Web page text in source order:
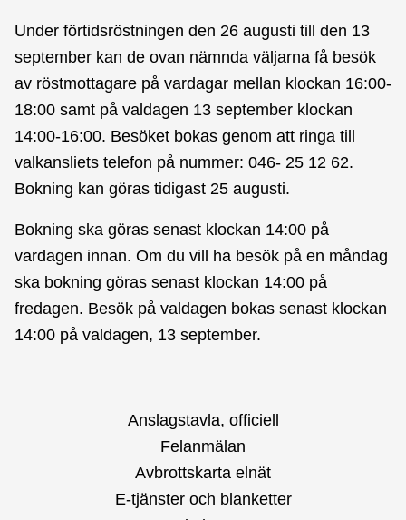
Under förtidsröstningen den 26 augusti till den 13
september kan de ovan nämnda väljarna få besök
av röstmottagare på vardagar mellan klockan 16:00-
18:00 samt på valdagen 13 september klockan
14:00-16:00. Besöket bokas genom att ringa till
valkansliets telefon på nummer: 046- 25 12 62.
Bokning kan göras tidigast 25 augusti.
Bokning ska göras senast klockan 14:00 på
vardagen innan. Om du vill ha besök på en måndag
ska bokning göras senast klockan 14:00 på
fredagen. Besök på valdagen bokas senast klockan
14:00 på valdagen, 13 september.
Anslagstavla, officiell
Felanmälan
Avbrottskarta elnät
E-tjänster och blanketter